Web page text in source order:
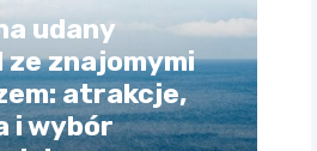
udany
ze znajomymi
atrakcje,
i wybór